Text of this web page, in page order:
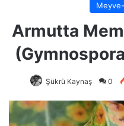
Armutta
Şükrü Kaynaş 0